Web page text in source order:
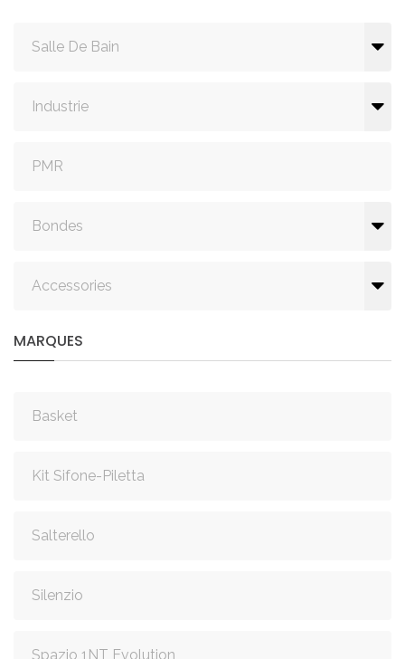
Salle De Bain
Industrie
PMR
Bondes
Accessories
MARQUES
Basket
Kit Sifone-Piletta
Salterello
Silenzio
Spazio 1NT Evolution